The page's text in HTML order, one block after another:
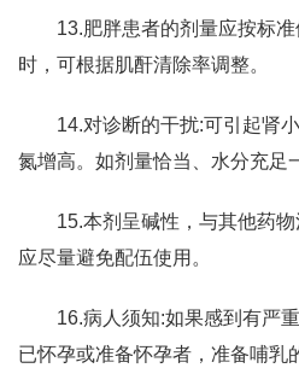
13.肥胖患者的剂量应按标
时，可根据肌酐清除率调整。
14.对诊断的干扰:可引起肾
氮增高。如剂量恰当、水分充足
15.本剂呈碱性，与其他药
应尽量避免配伍使用。
16.病人须知:如果感到有严
已怀孕或准备怀孕者，准备哺乳